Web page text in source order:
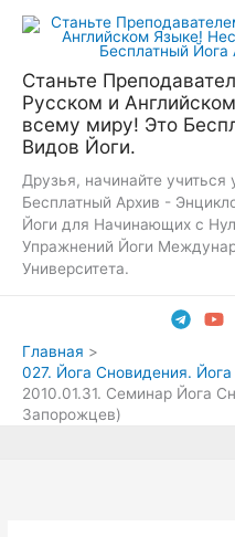
Перейти
Станьте
Русском и
всему миру! Это
Видов Йоги.
Друзья, начинайте
Бесплатный Архив -
Йоги для Начинающих с
Упражнений Йоги
Университета.
Главная
027. Йога Сновидения.
2010.01.31. Семинар Йога
Запорожцев)